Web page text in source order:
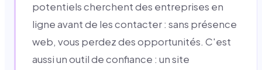
potentiels cherchent des entreprises en
ligne avant de les contacter : sans présence
web, vous perdez des opportunités. C'est
aussi un outil de confiance : un site